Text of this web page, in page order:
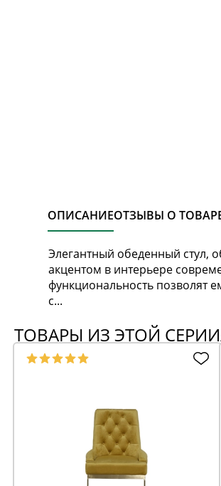
ОПИСАНИЕОТЗЫВЫ О
Элегантный обеденный стул,
акцентом в интерьере
функциональность позволят
с...
ТОВАРЫ ИЗ ЭТОЙ